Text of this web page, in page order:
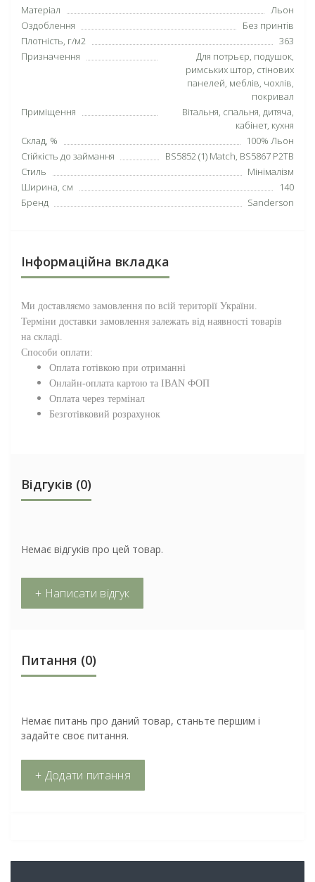
Матеріал
Льон
Оздоблення
Без принтів
Плотність, г/м2
363
Призначення
Для потрьєр, подушок,
римських штор, стінових
панелей, меблів, чохлів,
покривал
Приміщення
Вітальня, спальня, дитяча,
кабінет, кухня
Склад, %
100% Льон
Стійкість до займання
BS5852 (1) Match, BS5867 P2TB
Стиль
Мінімалізм
Ширина, см
140
Бренд
Sanderson
Інформаційна вкладка
Ми доставляємо замовлення по всій території України.
Терміни доставки замовлення залежать від наявності товарів
на складі.
Способи оплати:
Оплата готівкою при отриманні
Онлайн-оплата картою та IBAN ФОП
Оплата через термінал
Безготівковий розрахунок
Відгуків (0)
Немає відгуків про цей товар.
+ Написати відгук
Питання (0)
Немає питань про даний товар, станьте першим і
задайте своє питання.
+ Додати питання